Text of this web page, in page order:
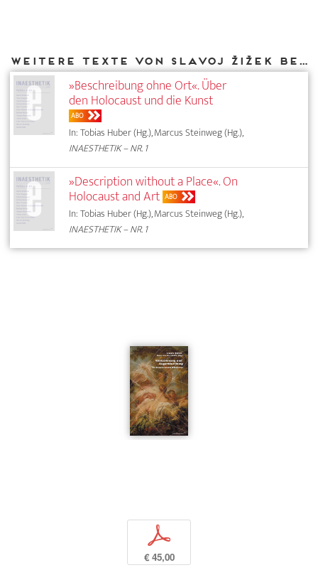
Weitere Texte von Slavoj Žižek bei DIAPHANES
»Beschreibung ohne Ort«. Über
den Holocaust und die Kunst
ABO
In: Tobias Huber (Hg.), Marcus Steinweg (Hg.),
INAESTHETIK – NR. 1
»Description without a Place«. On
Holocaust and Art ABO
In: Tobias Huber (Hg.), Marcus Steinweg (Hg.),
INAESTHETIK – NR. 1
p
€ 45,00